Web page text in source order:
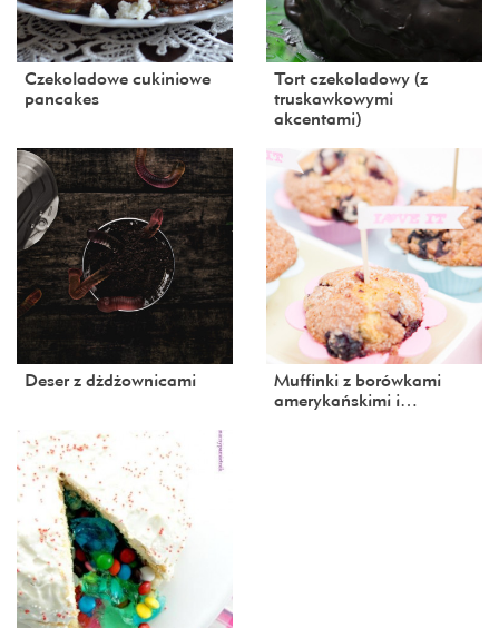
Czekoladowe cukiniowe
pancakes
Tort czekoladowy (z
truskawkowymi
akcentami)
Deser z dżdżownicami
Muffinki z borówkami
amerykańskimi i…